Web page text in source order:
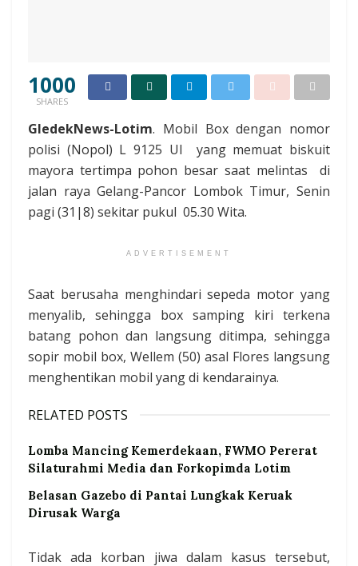
1000
SHARES
GledekNews-Lotim. Mobil Box dengan nomor
polisi (Nopol) L 9125 UI yang memuat biskuit
mayora tertimpa pohon besar saat melintas di
jalan raya Gelang-Pancor Lombok Timur, Senin
pagi (31|8) sekitar pukul 05.30 Wita.
ADVERTISEMENT
Saat berusaha menghindari sepeda motor yang
menyalib, sehingga box samping kiri terkena
batang pohon dan langsung ditimpa, sehingga
sopir mobil box, Wellem (50) asal Flores langsung
menghentikan mobil yang di kendarainya.
RELATED POSTS
Lomba Mancing Kemerdekaan, FWMO Pererat
Silaturahmi Media dan Forkopimda Lotim
Belasan Gazebo di Pantai Lungkak Keruak
Dirusak Warga
Tidak ada korban jiwa dalam kasus tersebut,